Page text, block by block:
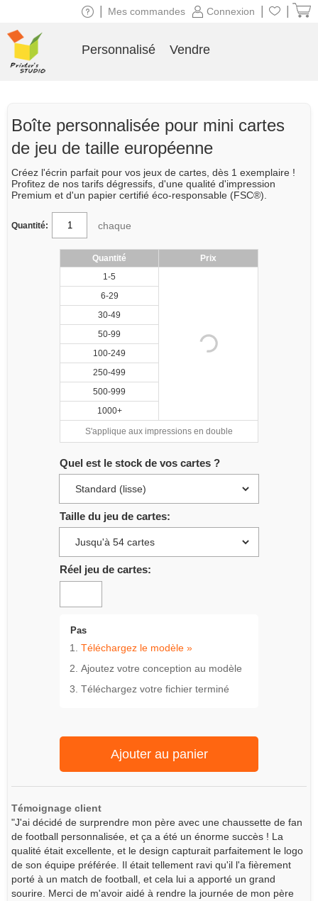
Boîte personnalisée pour mini cartes
de jeu de taille européenne
Créez l'écrin parfait pour vos jeux de cartes, dès 1 exemplaire !
Profitez de nos tarifs dégressifs, d'une qualité d'impression
Premium et d'un papier certifié éco-responsable (FSC®).
Quantité: chaque
Quantité
Prix
1-5
6-29
30-49
50-99
100-249
250-499
500-999
1000+
S'applique aux impressions en double
Quel est le stock de vos cartes ?
Taille du jeu de cartes:
Réel jeu de cartes:
Pas
Téléchargez le modèle »
Ajoutez votre conception au modèle
Téléchargez votre fichier terminé
Ajouter au panier
Témoignage client
"J'ai décidé de surprendre mon père avec une chaussette de fan
de football personnalisée, et ça a été un énorme succès ! La
qualité était excellente, et le design capturait parfaitement le logo
de son équipe préférée. Il était tellement ravi qu'il l'a fièrement
porté à un match de football, et cela lui a apporté un grand
sourire. Merci de m'avoir aidé à rendre la journée de mon père
Connexion
Mes commandes
Personnalisé Vendre